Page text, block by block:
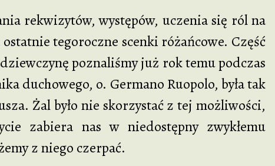
rekwizytów, występów, uczenia się ról na
tegoroczne scenki różańcowe. Część
poznaliśmy już rok temu podczas
duchowego, o. Germano Ruopolo, była tak
Żal było nie skorzystać z tej możliwości,
zabiera nas w niedostępny zwykłemu
z niego czerpać.